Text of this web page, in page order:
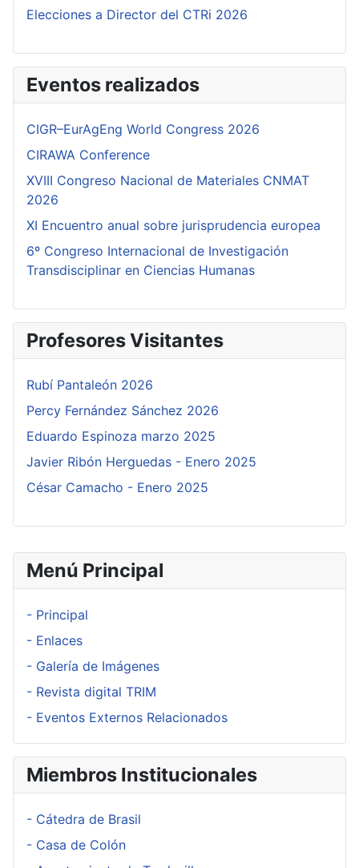
Menú Principal
- Principal
- Enlaces
- Galería de Imágenes
- Revista digital TRIM
- Eventos Externos Relacionados
Miembros Institucionales
- Cátedra de Brasil
- Casa de Colón
Elecciones a Director del CTRi 2026
Eventos realizados
CIGR–EurAgEng World Congress 2026
CIRAWA Conference
XVIII Congreso Nacional de Materiales CNMAT
2026
XI Encuentro anual sobre jurisprudencia europea
6º Congreso Internacional de Investigación
Transdisciplinar en Ciencias Humanas
Profesores Visitantes
Rubí Pantaleón 2026
Percy Fernández Sánchez 2026
Eduardo Espinoza marzo 2025
Javier Ribón Herguedas - Enero 2025
César Camacho - Enero 2025